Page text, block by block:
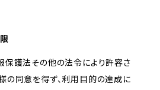
保護法その他の法令により許容さ
の同意を得ず、利用目的の達成に